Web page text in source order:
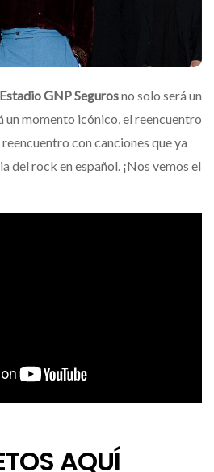
Estadio GNP Segurosno solo será un
un momento icónico, el reencuentro
con canciones que ya
del rock en español. ¡Nos vemos el
AQUÍ